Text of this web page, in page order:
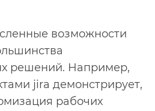
возможности
решений. Например,
jira демонстрирует,
рабочих